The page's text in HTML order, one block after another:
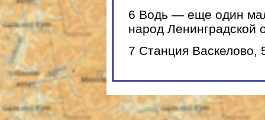
6 Водь — еще один
народ Ленинградской
7 Станция Васкелово,